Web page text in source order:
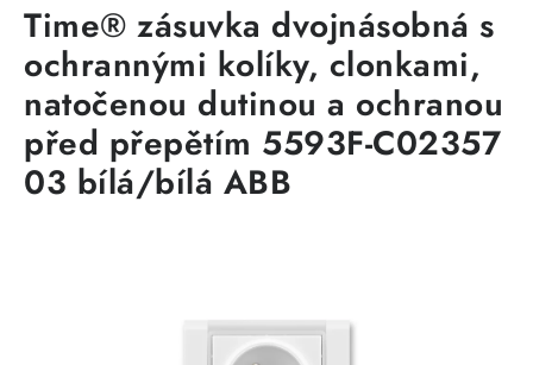
Kontakty
VYTÁPĚNÍ
VYPÍNAČE
Time® zásuvka dvojnásobná s
ochrannými kolíky, clonkami,
natočenou dutinou a ochranou
před přepětím 5593F-C02357
03 bílá/bílá ABB